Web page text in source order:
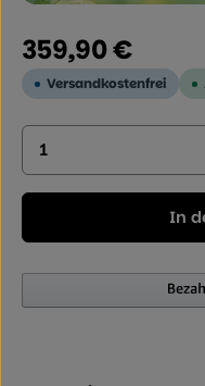
Regulärer Preis:
359,90 €
Versandkostenfrei
Produkt Anzahl:
In